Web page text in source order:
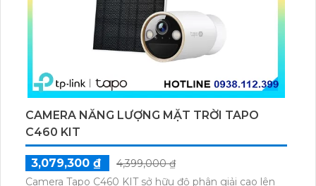
CAMERA NĂNG LƯỢNG MẶT TRỜI TAPO
C460 KIT
3,079,300 ₫
4,399,000 ₫
Camera Tapo C460 KIT sở hữu độ phân giải cao lên